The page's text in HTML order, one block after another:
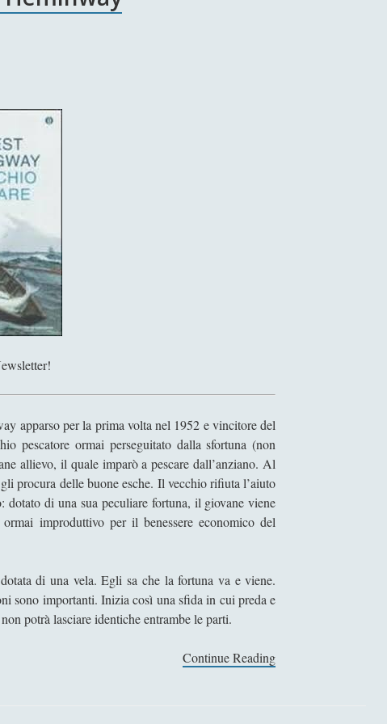
apparso per la prima volta nel 1952 e vincitore del
pescatore ormai perseguitato dalla sfortuna (non
allievo, il quale imparò a pescare dall’anziano. Al
procura delle buone esche. Il vecchio rifiuta l’aiuto
dotato di una sua peculiare fortuna, il giovane viene
improduttivo per il benessere economico del
di una vela. Egli sa che la fortuna va e viene.
sono importanti. Inizia così una sfida in cui preda e
potrà lasciare identiche entrambe le parti.
Continue Reading